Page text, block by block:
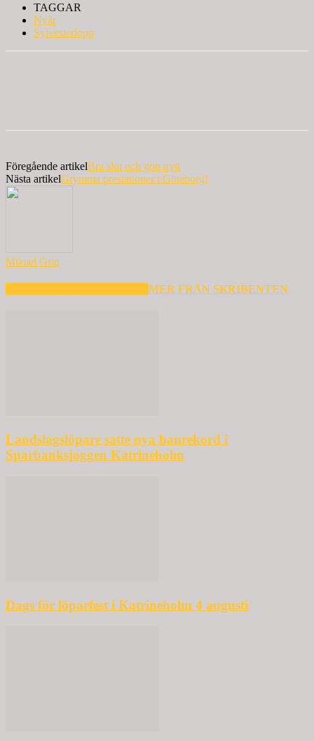
TAGGAR
Nyår
Sylvesterlopp
Föregående artikelBra slut och gott nytt
Nästa artikelGrymma prestationer i Göteborg!
Mikael Grip
MER FRÅN SKRIBENTEN
Landslagslöpare satte nya banrekord i
Sparbanksjoggen Katrineholm
Dags för löparfest i Katrineholm 4 augusti